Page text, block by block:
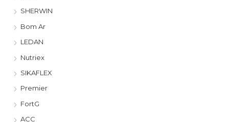
SHERWIN
Bom Ar
LEDAN
Nutriex
SIKAFLEX
Premier
FortG
ACC